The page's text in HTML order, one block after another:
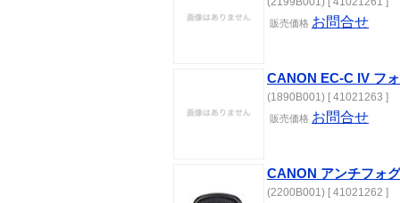
販売価格 お問合せ
CANON EC-C IV フ
(1890B001) [ 41021263 ]
販売価格 お問合せ
CANON アンチフォ
(2200B001) [ 41021262 ]